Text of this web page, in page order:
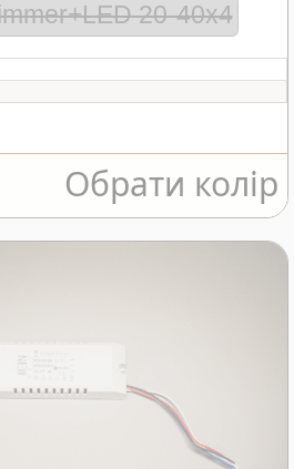
20-40x4
Обрати колір